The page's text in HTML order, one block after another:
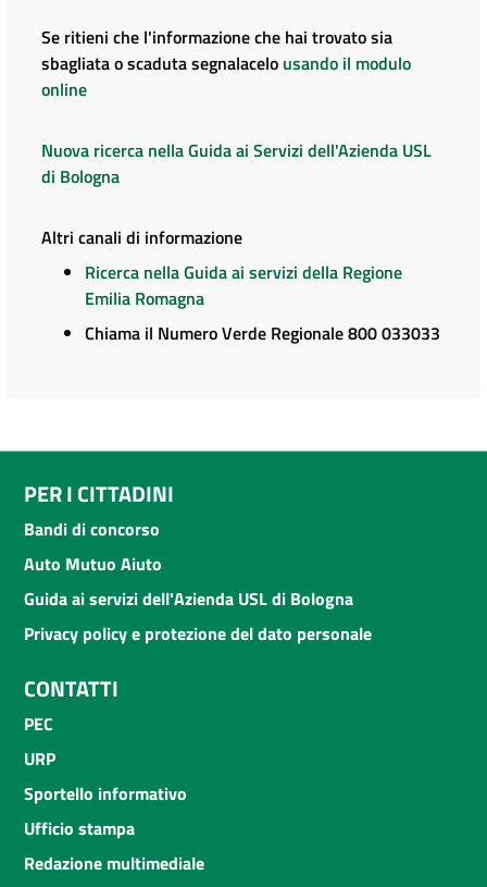
Se ritieni che l'informazione che hai trovato sia
sbagliata o scaduta segnalacelo usando il modulo
online
Nuova ricerca nella Guida ai Servizi dell'Azienda USL
di Bologna
Altri canali di informazione
Ricerca nella Guida ai servizi della Regione
Emilia Romagna
Chiama il Numero Verde Regionale 800 033033
PER I CITTADINI
Bandi di concorso
Auto Mutuo Aiuto
Guida ai servizi dell'Azienda USL di Bologna
Privacy policy e protezione del dato personale
CONTATTI
PEC
URP
Sportello informativo
Ufficio stampa
Redazione multimediale